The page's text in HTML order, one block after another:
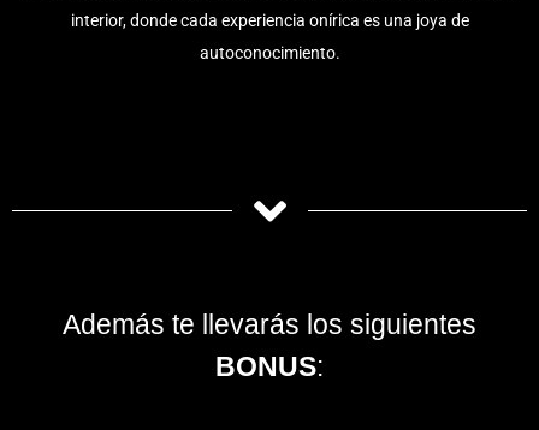
interior, donde cada experiencia onírica es una joya de
autoconocimiento.
Además te llevarás los siguientes
BONUS: